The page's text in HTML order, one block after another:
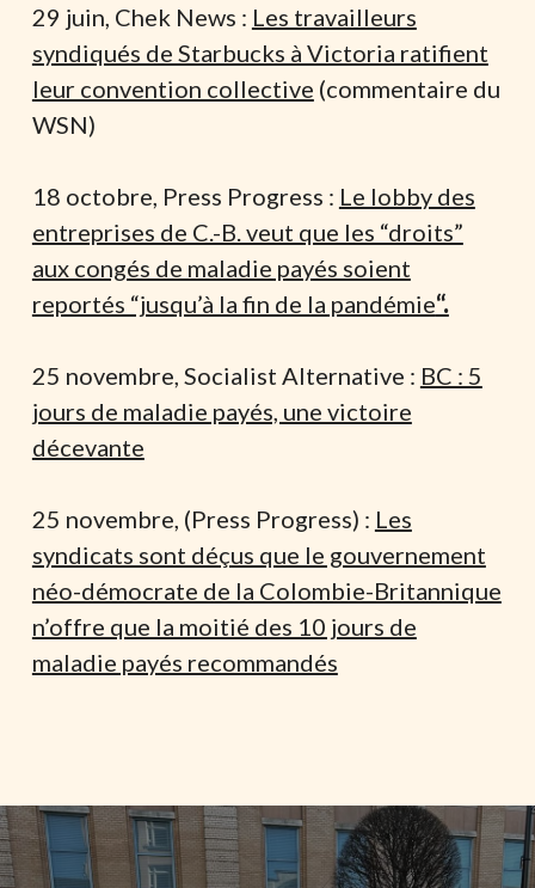
29 juin, Chek News : Les travailleurs
syndiqués de Starbucks à Victoria ratifient
leur convention collective (commentaire du
WSN)
18 octobre, Press Progress : Le lobby des
entreprises de C.-B. veut que les “droits”
aux congés de maladie payés soient
reportés “jusqu’à la fin de la pandémie“.
25 novembre, Socialist Alternative : BC : 5
jours de maladie payés, une victoire
décevante
25 novembre, (Press Progress) : Les
syndicats sont déçus que le gouvernement
néo-démocrate de la Colombie-Britannique
n’offre que la moitié des 10 jours de
maladie payés recommandés